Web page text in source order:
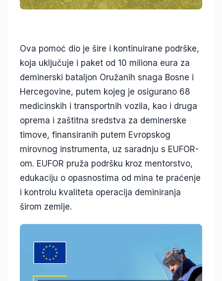
Ova pomoć dio je šire i kontinuirane podrške,
koja uključuje i paket od 10 miliona eura za
deminerski bataljon Oružanih snaga Bosne i
Hercegovine, putem kojeg je osigurano 68
medicinskih i transportnih vozila, kao i druga
oprema i zaštitna sredstva za deminerske
timove, finansiranih putem Evropskog
mirovnog instrumenta, uz saradnju s EUFOR-
om. EUFOR pruža podršku kroz mentorstvo,
edukaciju o opasnostima od mina te praćenje
i kontrolu kvaliteta operacija deminiranja
širom zemlje.